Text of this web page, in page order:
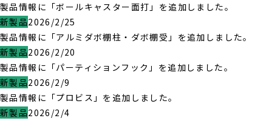
製品情報に「ボールキャスター面打」を追加しました。
新製品2026/2/25
製品情報に「アルミダボ棚柱・ダボ棚受」を追加しました。
新製品2026/2/20
製品情報に「パーティションフック」を追加しました。
新製品2026/2/9
製品情報に「プロビス」を追加しました。
新製品2026/2/4